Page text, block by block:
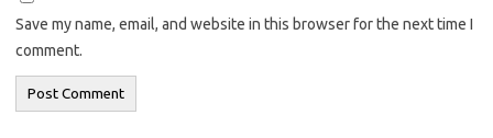
Save my name, email, and website in this browser for the next time I
comment.